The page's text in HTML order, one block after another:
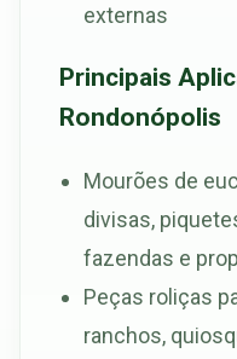
externas
Principais
Rondonópolis
Mourões de
divisas,
fazendas e
Peças roliças
ranchos,